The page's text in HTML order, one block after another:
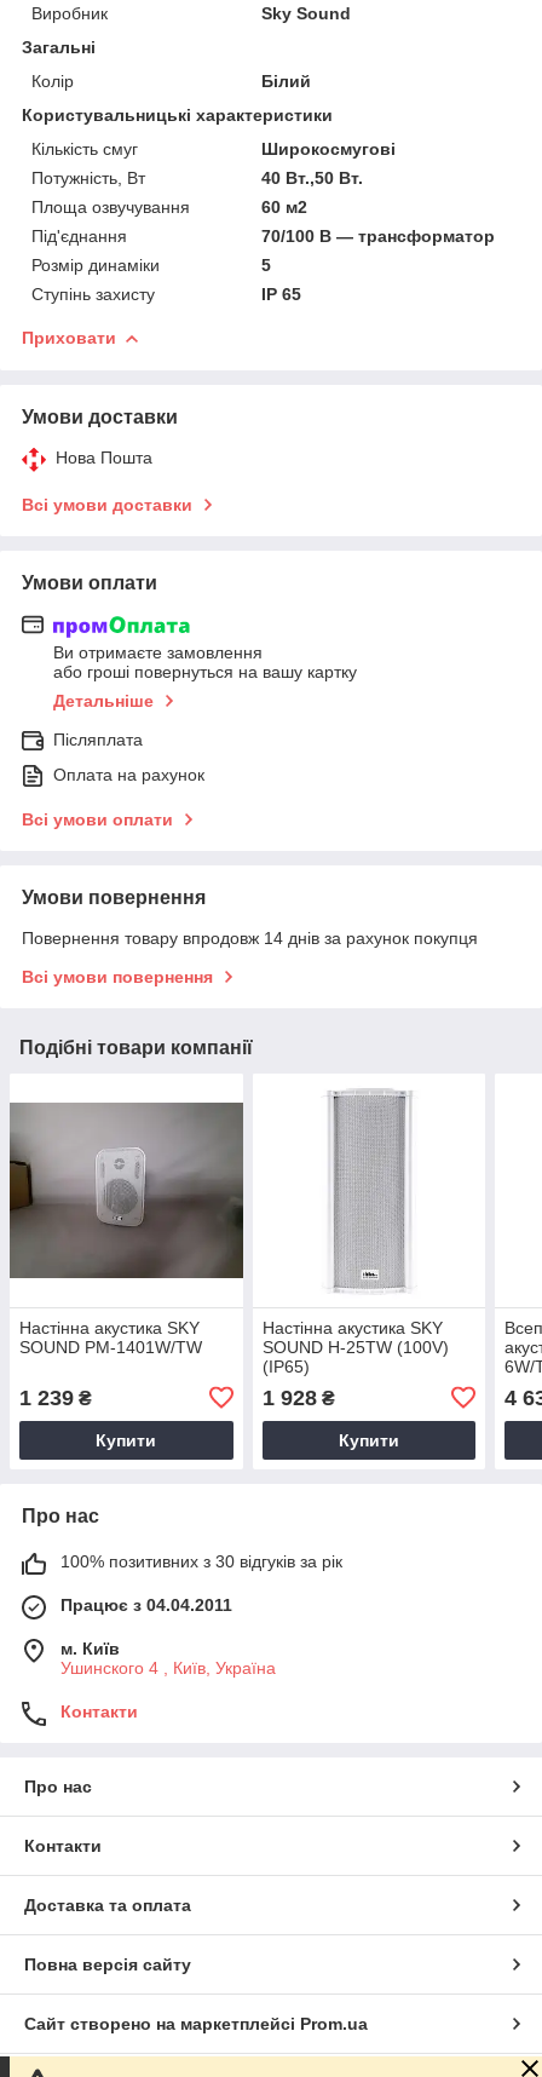
Виробник
Sky Sound
Загальні
Колір
Білий
Користувальницькі характеристики
Кількість смуг
Широкосмугові
Потужність, Вт
40 Вт.,50 Вт.
Площа озвучування
60 м2
Під'єднання
70/100 В — трансформатор
Розмір динаміки
5
Ступінь захисту
IP 65
Приховати
Умови доставки
Нова Пошта
Всі умови доставки
Умови оплати
Ви отримаєте замовлення
або гроші повернуться на вашу картку
Детальніше
Післяплата
Оплата на рахунок
Всі умови оплати
Умови повернення
Повернення товару впродовж 14 днів за рахунок покупця
Всі умови повернення
Подібні товари компанії
Настінна акустика SKY
SOUND PM-1401W/TW
1 239 ₴
Купити
Настінна акустика SKY
SOUND H-25TW (100V)
(IP65)
1 928₴
Купити
6W/
4
Про нас
100% позитивних з 30 відгуків за рік
Працює з 04.04.2011
м. Київ
Ушинского 4 , Київ, Україна
Контакти
Про нас
Контакти
Доставка та оплата
Повна версія сайту
Сайт створено на маркетплейсі Prom.ua